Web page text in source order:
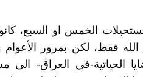
الخمس او السبع،
فقط، لكن بمرور الأعوام
الحياتية-في العراق-